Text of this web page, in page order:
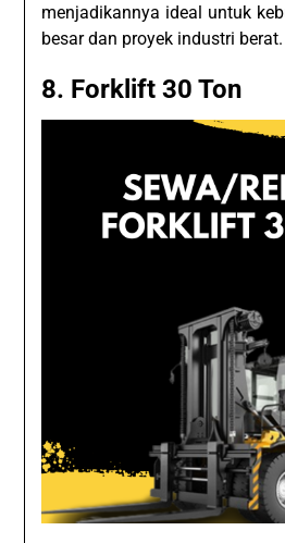
menjadikannya ideal untuk
besar dan proyek industri berat.
8. Forklift 30 Ton